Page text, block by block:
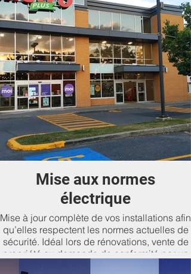
Mise aux normes
électrique
Mise à jour complète de vos installations afin
qu’elles respectent les normes actuelles de
sécurité. Idéal lors de rénovations, vente de
propriété ou demande de conformité par un
assureur.